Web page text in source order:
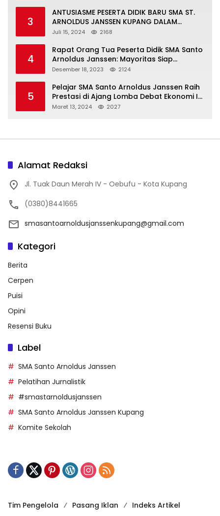
3
ANTUSIASME PESERTA DIDIK BARU SMA ST.
ARNOLDUS JANSSEN KUPANG DALAM
MENGIKUTI MPLS HARI PERTAMA
Juli 15, 2024 2168
4
Rapat Orang Tua Peserta Didik SMA Santo
Arnoldus Janssen: Mayoritas Siap
Mendukung Komite Sekolah
Desember 18, 2023 2124
5
Pelajar SMA Santo Arnoldus Janssen Raih
Prestasi di Ajang Lomba Debat Ekonomi IV,
Gelar Best Speaker Diraih Viantri Azi
Maret 13, 2024 2027
Alamat Redaksi
Jl. Tuak Daun Merah IV - Oebufu - Kota Kupang
(0380)8441665
smasantoarnoldusjanssenkupang@gmail.com
Kategori
Berita
Cerpen
Puisi
Opini
Resensi Buku
Label
SMA Santo Arnoldus Janssen
Pelatihan Jurnalistik
#smastarnoldusjanssen
SMA Santo Arnoldus Janssen Kupang
Komite Sekolah
Tim Pengelola Pasang Iklan Indeks Artikel